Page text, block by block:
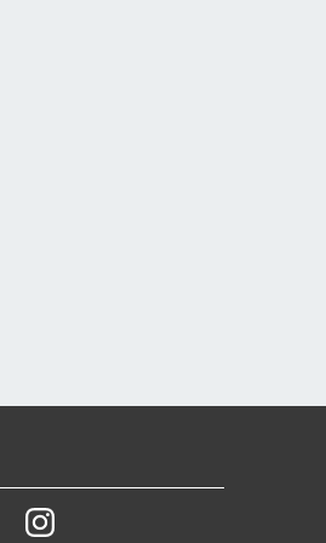
YoutubeInstagram